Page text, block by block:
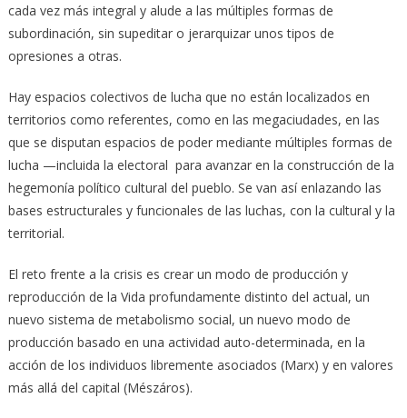
cada vez más integral y alude a las múltiples formas de
subordinación, sin supeditar o jerarquizar unos tipos de
opresiones a otras.
Hay espacios colectivos de lucha que no están localizados en
territorios como referentes, como en las megaciudades, en las
que se disputan espacios de poder mediante múltiples formas de
lucha —incluida la electoral para avanzar en la construcción de la
hegemonía político cultural del pueblo. Se van así enlazando las
bases estructurales y funcionales de las luchas, con la cultural y la
territorial.
El reto frente a la crisis es crear un modo de producción y
reproducción de la Vida profundamente distinto del actual, un
nuevo sistema de metabolismo social, un nuevo modo de
producción basado en una actividad auto-determinada, en la
acción de los individuos libremente asociados (Marx) y en valores
más allá del capital (Mészáros).